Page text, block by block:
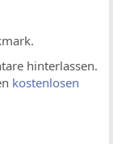
hinterlassen.
kostenlosen